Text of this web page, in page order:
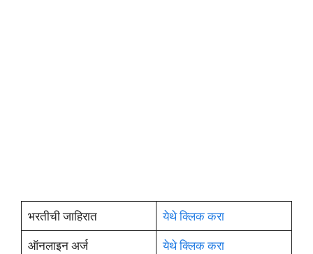
भरतीची जाहिरात
येथे क्लिक करा
ऑनलाइन अर्ज
येथे क्लिक करा